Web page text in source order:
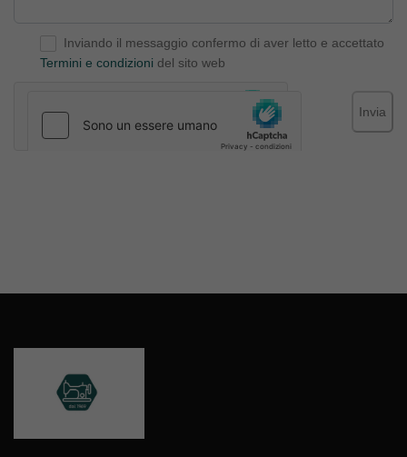
Inviando il messaggio confermo di aver letto e accettato
Termini e condizioni del sito web
Invia